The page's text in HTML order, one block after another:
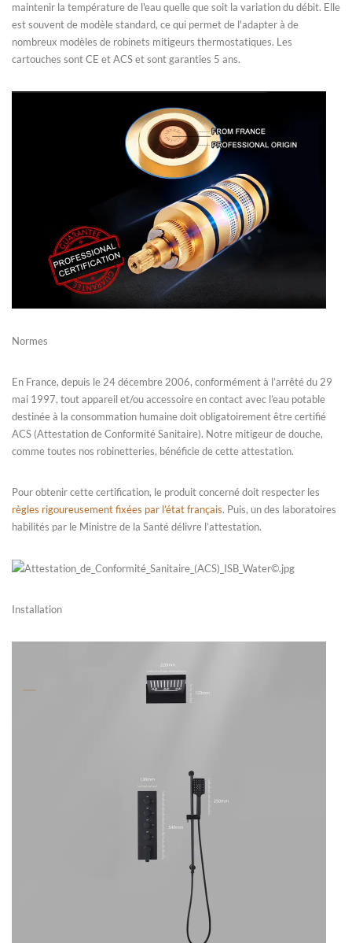
maintenir la température de l'eau quelle que soit la variation du débit. Elle
est souvent de modèle standard, ce qui permet de l'adapter à de
nombreux modèles de robinets mitigeurs thermostatiques. Les
cartouches sont CE et ACS et sont garanties 5 ans.
Normes
En France, depuis le 24 décembre 2006, conformément à l’arrêté du 29
mai 1997, tout appareil et/ou accessoire en contact avec l’eau potable
destinée à la consommation humaine doit obligatoirement être certifié
ACS (Attestation de Conformité Sanitaire). Notre mitigeur de douche,
comme toutes nos robinetteries, bénéficie de cette attestation.
Pour obtenir cette certification, le produit concerné doit respecter les
règles rigoureusement fixées par l’état français. Puis, un des laboratoires
habilités par le Ministre de la Santé délivre l’attestation.
Installation